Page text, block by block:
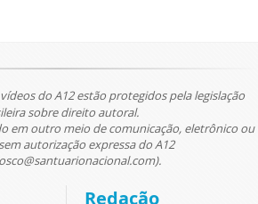
do A12 estão protegidos pela legislação
sobre direito autoral.
em outro meio de comunicação, eletrônico ou
autorização expressa do A12
Redação